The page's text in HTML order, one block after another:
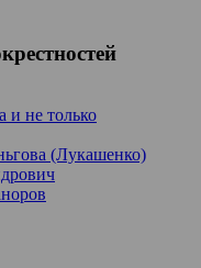
и не только
(Лукашенко)